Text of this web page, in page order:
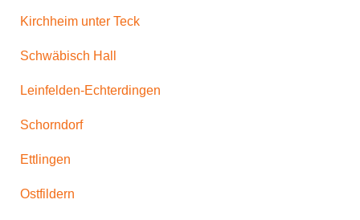
Kirchheim unter Teck
Schwäbisch Hall
Leinfelden-Echterdingen
Schorndorf
Ettlingen
Ostfildern